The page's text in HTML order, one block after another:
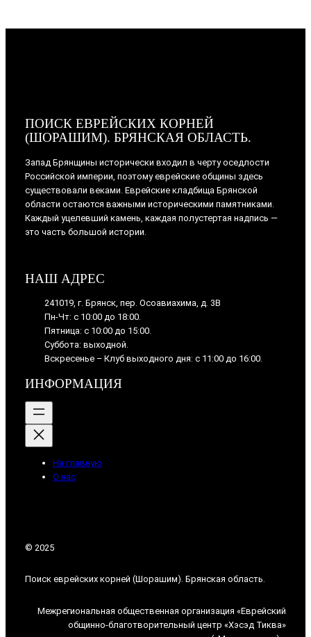
ПОИСК ЕВРЕЙСКИХ КОРНЕЙ
(ШОРАШИМ). БРЯНСКАЯ ОБЛАСТЬ.
Запад Брянщины исторически входил в черту оседлости
Российской империи, поэтому еврейские общины здесь
существовали веками. Еврейские кладбища Брянской
области остаются важными историческими памятниками.
Каждый уцелевший камень, каждая полустертая надпись —
это часть большой истории.
НАШ АДРЕС
241019, г. Брянск, пер. Осоавиахима, д. 3В
Пн-Чт: с 10:00 до 18:00.
Пятница: с 10:00 до 15:00.
Суббота: выходной.
Вскресенье – Клуб выходного дня: с 11:00 до 16:00.
ИНФОРМАЦИЯ
На главную
О нас
© 2025
Поиск еврейских корней (Шорашим). Брянская область.
Межрегиональная общественная организация «Еврейский
общинно-благотворительный центр «Хэсэд Тиква»